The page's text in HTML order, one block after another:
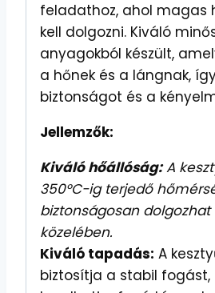
feladathoz, ahol magas
kell dolgozni. Kiváló
anyagokból készült,
a hőnek és a lángnak,
biztonságot és a
Jellemzők:
Kiváló hőállóság:A
350°C-ig terjedő
biztonságosan dolgozhat
közelében.
Kiváló tapadás: A
biztosítja a stabil fogást,